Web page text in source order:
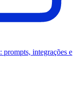
prompts, integrações e